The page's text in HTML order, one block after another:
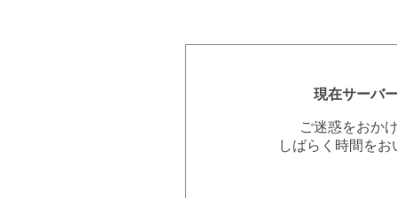
現在サーバ
ご迷惑をおか
しばらく時間を